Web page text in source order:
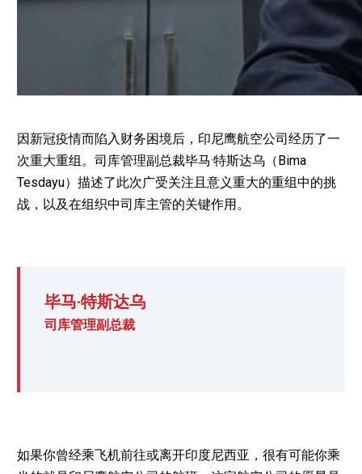
因新冠疫情而陷入财务困境后，印尼鹰航空公司经历了一
次重大重组。司库管理副总裁毕马·特斯达乌（Bima
Tesdayu）描述了此次广受关注且意义重大的重组中的挑
战，以及在组织中司库主管的关键作用。
毕马·特斯达乌
司库管理副总裁
如果你曾经乘飞机前往或离开印度尼西亚，很有可能你乘